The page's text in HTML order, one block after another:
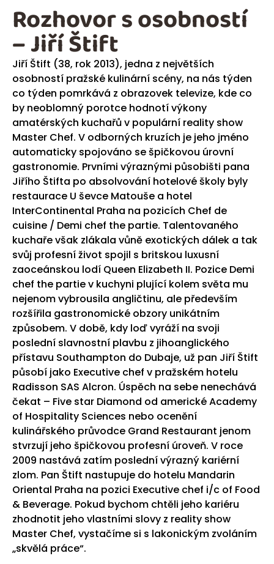
Jiří Štift (38, rok 2013), jedna z největších
osobností pražské kulinární scény, na nás týden
co týden pomrkává z obrazovek televize, kde co
by neoblomný porotce hodnotí výkony
amatérských kuchařů v populární reality show
Master Chef. V odborných kruzích je jeho jméno
automaticky spojováno se špičkovou úrovní
gastronomie. Prvními výraznými působišti pana
Jiřího Štifta po absolvování hotelové školy byly
restaurace U ševce Matouše a hotel
InterContinental Praha na pozicích Chef de
cuisine / Demi chef the partie. Talentovaného
kuchaře však zlákala vůně exotických dálek a tak
svůj profesní život spojil s britskou luxusní
zaoceánskou lodí Queen Elizabeth II. Pozice Demi
chef the partie v kuchyni plující kolem světa mu
nejenom vybrousila angličtinu, ale především
rozšířila gastronomické obzory unikátním
způsobem. V době, kdy loď vyráží na svoji
poslední slavnostní plavbu z jihoanglického
přístavu Southampton do Dubaje, už pan Jiří Štift
působí jako Executive chef v pražském hotelu
Radisson SAS Alcron. Úspěch na sebe nenechává
čekat – Five star Diamond od americké Academy
of Hospitality Sciences nebo ocenění
kulinářského průvodce Grand Restaurant jenom
stvrzují jeho špičkovou profesní úroveň. V roce
2009 nastává zatím poslední výrazný kariérní
zlom. Pan Štift nastupuje do hotelu Mandarin
Oriental Praha na pozici Executive chef i/c of Food
& Beverage. Pokud bychom chtěli jeho kariéru
zhodnotit jeho vlastními slovy z reality show
Master Chef, vystačíme si s lakonickým zvoláním
„skvělá práce“.
Rozhovor s osobností
– Jiří Štift